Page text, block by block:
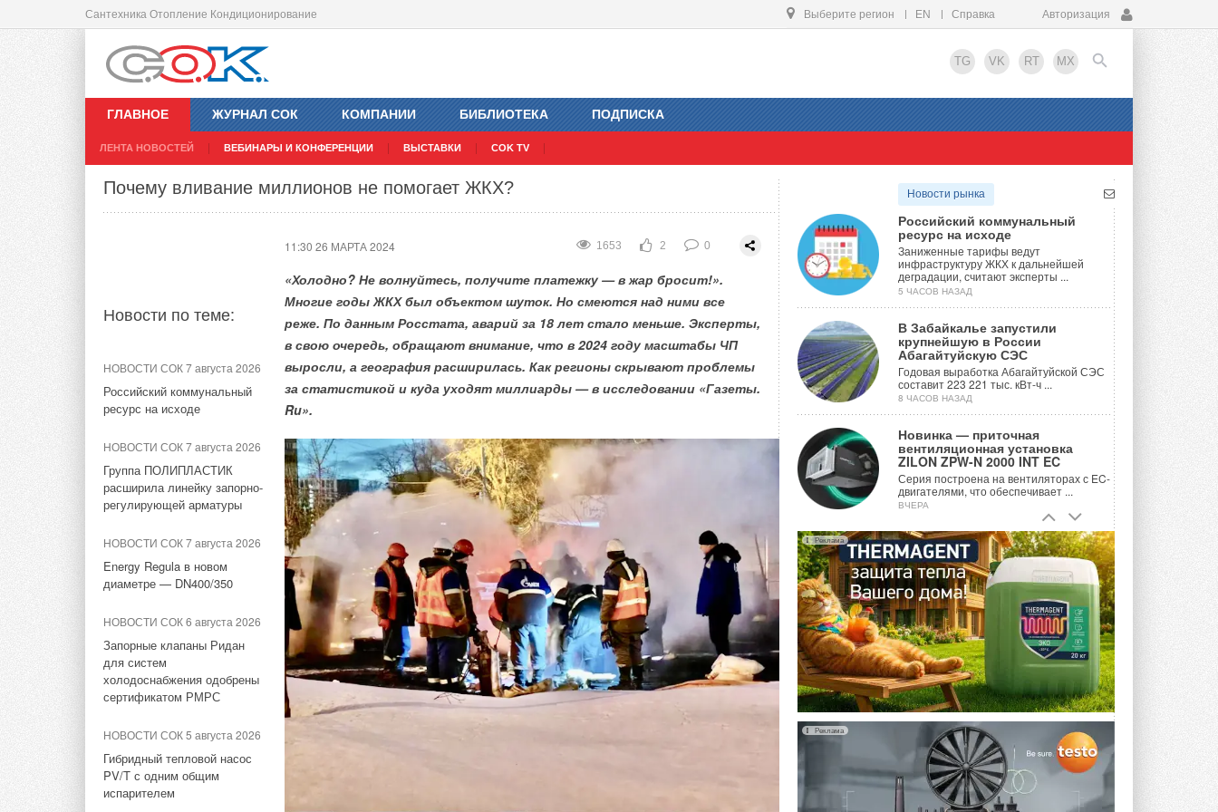
Сантехника Отопление Кондиционирование Выберите регион EN Справка Авторизация
TG VK RT MX
ГЛАВНОЕ
ЛЕНТА НОВОСТЕЙ ВЕБИНАРЫ И КОНФЕРЕНЦИИ ВЫСТАВКИ COK TV
ЖУРНАЛ СОК КОМПАНИИ БИБЛИОТЕКА ПОДПИСКА
EN
Почему вливание миллионов не помогает ЖКХ?
1653 2 0
11:30 26 МАРТА 2024
Новости по теме:
НОВОСТИ СОК 7 августа 2026
Российский коммунальный
ресурс на исходе
НОВОСТИ СОК 7 августа 2026
Группа ПОЛИПЛАСТИК
расширила линейку запорно-
регулирующей арматуры
НОВОСТИ СОК 7 августа 2026
Energy Regula в новом
диаметре — DN400/350
НОВОСТИ СОК 6 августа 2026
Запорные клапаны Ридан
для систем
холодоснабжения одобрены
сертификатом РМРС
НОВОСТИ СОК 5 августа 2026
Гибридный тепловой насос
PV/T с одним общим
испарителем
«Холодно? Не волнуйтесь, получите платежку — в жар бросит!».
Многие годы ЖКХ был объектом шуток. Но смеются над ними все
реже. По данным Росстата, аварий за 18 лет стало меньше. Эксперты,
в свою очередь, обращают внимание, что в 2024 году масштабы ЧП
выросли, а география расширилась. Как регионы скрывают проблемы
за статистикой и куда уходят миллиарды — в исследовании «Газеты.
Ru».
Новости рынка
Российский коммунальный
ресурс на исходе
Заниженные тарифы ведут
инфраструктуру ЖКХ к дальнейшей
деградации, считают эксперты ...
5 ЧАСОВ НАЗАД
В Забайкалье запустили
крупнейшую в России
Абагайтуйскую СЭС
Годовая выработка Абагайтуйской СЭС
составит 223 221 тыс. кВт-ч ...
8 ЧАСОВ НАЗАД
Новинка — приточная
вентиляционная установка
ZILON ZPW-N 2000 INT EC
Серия построена на вентиляторах с EC-
двигателями, что обеспечивает ...
ВЧЕРА
Учёные ЮУрГУ создали
каскадную установку,
объединяющую солнечную и
геотермальную энергию
Природосберегающие технологии ...
ВЧЕРА
Для Арктики создали
технологию защиты
ветрогенераторов от аварий
Разработка учитывает влияние
мерзлоты, обледенения и снеговых ...
ВЧЕРА
Гибридный тепловой насос PV/T
с одним общим испарителем
Исследователи предложили
конструкцию двухисточникового ...
Реклама
Реклама
Royal Thermo - партнер Российских Дней Дизайна
12:13 25 МАРТА 2024
Новости по теме:
Инверторные накопительные
водонагреватели Royal
Thermo: чем отличаются три
серии
НОВОСТИ СОК 31 июля 2026
«Русклимат» укрепляет
партнёрство за Уралом
Royal Thermo укрепляет
технологическое лидерство:
компания получила патент
НОВОСТИ СОК 2 июля 2026
Как «Русклимат» формирует
новые стандарты в ОВКЭС
Российское качество
мирового уровня
НОВОСТИ СОК 16 июня 2026
В марте 2024 года дизайн-радиаторы Royal Thermo начнут путешествие по
миру в статусе арт-объектов. Российские Дни Дизайна — крупнейшая
гастрольная выставка России и Республики Беларусь, объединяющая всю
сферу интерьерного, предметного дизайна и архитектуры, в рамках которой
радиаторы отопления предстанут как дизайнерские элементы помещений.
будет показана в 12 городах, где ее смогут оценить архитекторы и декораторы,